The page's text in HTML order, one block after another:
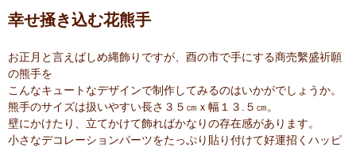
幸せ掻き込む花熊手
お正月と言えばしめ縄飾りですが、酉の市で手にする商売繫盛祈願
の熊手を
こんなキュートなデザインで制作してみるのはいかがでしょうか。
熊手のサイズは扱いやすい長さ３５㎝ｘ幅１３.５㎝。
壁にかけたり、立てかけて飾ればかなりの存在感があります。
小さなデコレーションパーツをたっぷり貼り付けて好運招くハッピ